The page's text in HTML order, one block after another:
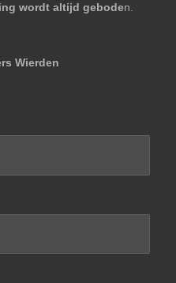
wordt altijd geboden.
Wierden